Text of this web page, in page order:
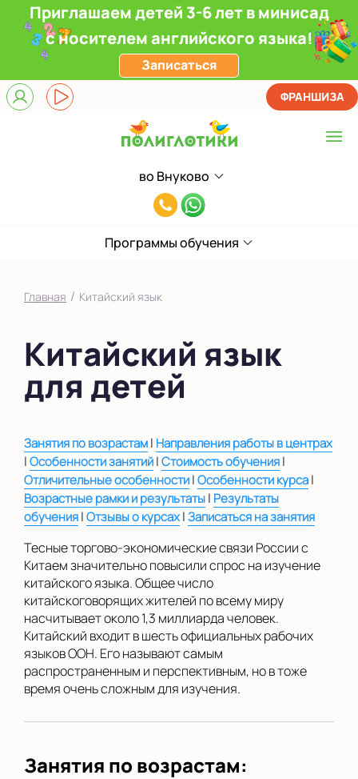
Приглашаем детей 3-6 лет в минисад
с носителем английского языка!
Записаться
во Внуково
Выберите центр
Верхние Лихоборы
ЖК Прокшино
Якиманка
в Южном Бутово
на Беломорской
на Домодедовской
на Коломенской
области
Показать на карте
Выбрать другой город
8(991)949-
55
ФРАНШИЗА
Программы обучения
Главная / Китайский язык
Китайский язык
для детей
Занятия по возрастам| Направления работы в центрах
|Особенности занятий|Стоимость обучения|
Отличительные особенности|Особенности курса|
Возрастные рамки и результаты| Результаты
обучения|Отзывы о курсах|Записаться на занятия
Тесные торгово-экономические связи России с
Китаем значительно повысили спрос на изучение
китайского языка. Общее число
китайскоговорящих жителей по всему миру
насчитывает около 1,3 миллиарда человек.
Китайский входит в шесть официальных рабочих
языков ООН. Его называют самым
распространенным и перспективным, но в тоже
время очень сложным для изучения.
Занятия по возрастам: